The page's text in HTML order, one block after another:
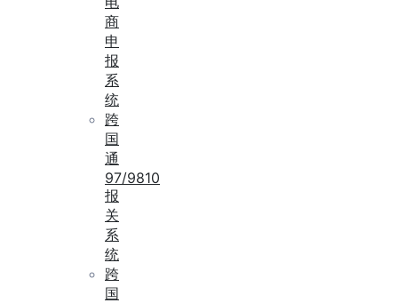
商
申
报
系
统
跨
国
通
97/9810
报
关
系
统
跨
国